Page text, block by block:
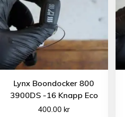
Lynx Boondocker 800
3900DS -16 Knapp Eco
400.00kr